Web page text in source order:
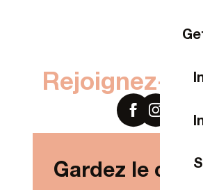
Rejoignez-
Gardez le